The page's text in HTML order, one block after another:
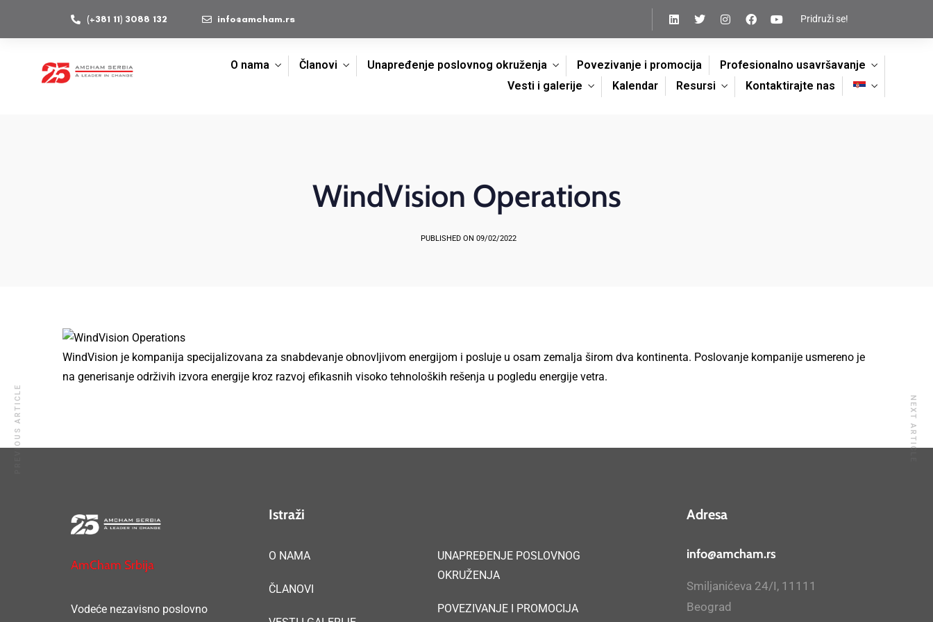
(+381 11) 3088 132 info@amcham.rs Pridruži se!
O nama Članovi Unapređenje poslovnog okruženja Povezivanje i promocija
Profesionalno usavršavanje
Vesti i galerije
Kalendar Resursi Kontaktirajte nas
WindVision Operations
PUBLISHED ON 09/02/2022
WindVision je kompanija specijalizovana za snabdevanje obnovljivom energijom i posluje u osam zemalja širom dva kontinenta. Poslovanje kompanije usmereno je
na generisanje održivih izvora energije kroz razvoj efikasnih visoko tehnoloških rešenja u pogledu energije vetra.
PREVIOUS ARTICLE NEXT ARTICLE
AmCham Srbija
Vodeće nezavisno poslovno
Istraži
O NAMA
ČLANOVI
UNAPREĐENJE POSLOVNOG
OKRUŽENJA
POVEZIVANJE I PROMOCIJA
Adresa
info@amcham.rs
Smiljanićeva 24/I, 11111
Beograd